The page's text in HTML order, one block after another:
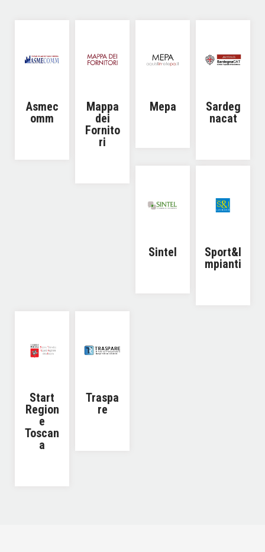
Asmec
omm
Mappa
dei
Fornito
ri
Mepa
Sardeg
nacat
Sintel
Sport&I
mpianti
Start
Region
e
Toscan
a
Traspa
re